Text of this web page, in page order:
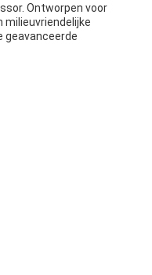
Ontworpen voor
geavanceerde